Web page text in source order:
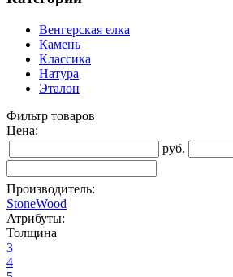
Венгерская елка
Камень
Классика
Натура
Эталон
Фильтр товаров
Цена:
руб.
Производитель:
StoneWood
Атрибуты:
Толщина
3
4